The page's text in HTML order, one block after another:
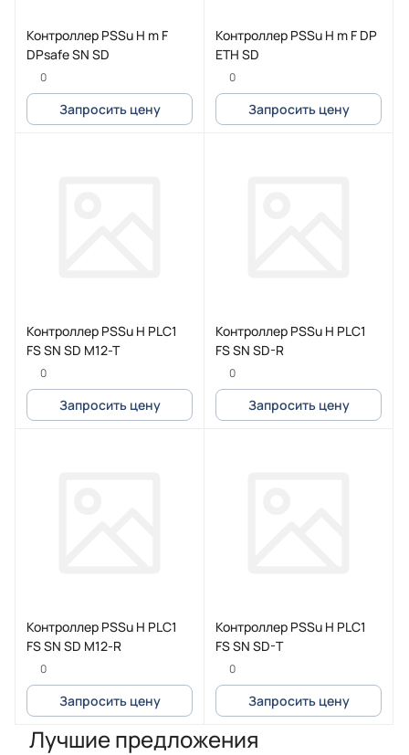
Контроллер PSSu H m F
DPsafe SN SD
0
Запросить цену
Контроллер PSSu H m F DP
ETH SD
0
Запросить цену
Контроллер PSSu H PLC1
FS SN SD M12-T
0
Запросить цену
Контроллер PSSu H PLC1
FS SN SD-R
0
Запросить цену
Контроллер PSSu H PLC1
FS SN SD M12-R
0
Запросить цену
Контроллер PSSu H PLC1
FS SN SD-T
0
Запросить цену
Лучшие предложения